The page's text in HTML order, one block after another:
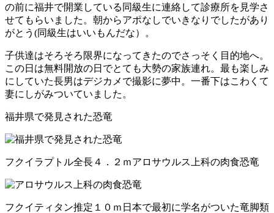
の前に福井で開業している同級生に連絡して診療所を見学さ
せてもらいました。朝からアポなしでいきなりでしたがあり
がとう(同級生はいいもんだな）。
子供達はそろそろ限界になってきたのでさっそく目的地へ。
この日は無料開放の日でとても大勢の家族連れ。最も楽しみ
にしていた長男はデジカメで撮影に夢中。一番下はこわくて
妻にしがみついていました。
福井県で発見された恐竜
フクイラプトル全長４．２ｍアロサウルス上科の肉食恐竜
フクイティタン推定１０ｍ日本で最初に学名がついた竜脚類